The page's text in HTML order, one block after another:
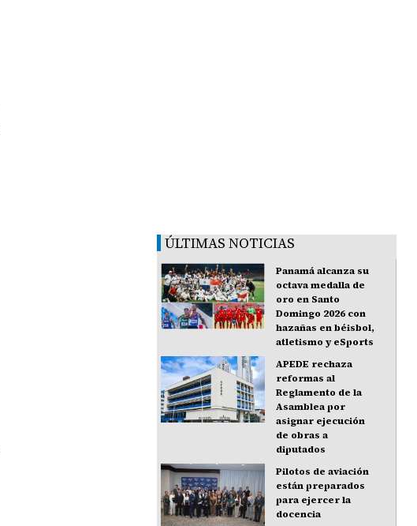
ÚLTIMAS NOTICIAS
Panamá alcanza su
octava medalla de
oro en Santo
Domingo 2026 con
hazañas en béisbol,
atletismo y eSports
APEDE rechaza
reformas al
Reglamento de la
Asamblea por
asignar ejecución
de obras a
diputados
Pilotos de aviación
están preparados
para ejercer la
docencia